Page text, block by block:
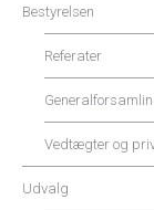
Bestyrelsen
Referater
Vedtægter og
Udvalg